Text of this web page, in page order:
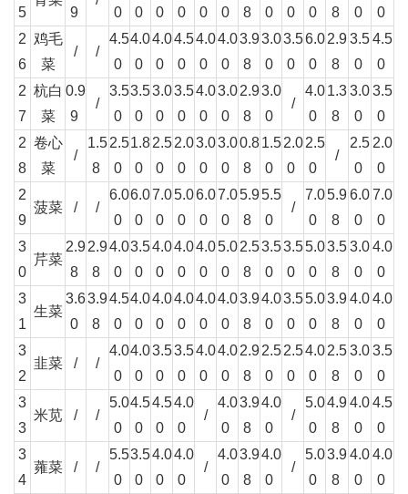
5
9
0
0 0 0 0 0 8 0 0 0 8 0
0
2
6
鸡毛
菜
/ /
4.5
0
4.0
0
4.0
0
4.5
0
4.0
0
4.0
0
3.9
8
3.0
0
3.5
0
6.0
0
2.9
8
3.5
0
4.5
0
2
7
杭白
菜
0.9
9
/
3.5
0
3.5
0
3.0
0
3.5
0
4.0
0
3.0
0
2.9
8
3.0
0
/
4.0
0
1.3
8
3.0
0
3.5
0
2
8
卷心
菜
/
1.5
8
2.5
0
1.8
0
2.5
0
2.0
0
3.0
0
3.0
0
0.8
8
1.5
0
2.0
0
2.5
0
/
2.5
0
2.0
0
2
9
菠菜 / /
6.0
0
6.0
0
7.0
0
5.0
0
6.0
0
7.0
0
5.9
8
5.5
0
/
7.0
0
5.9
8
6.0
0
7.0
0
3
0
芹菜
2.9
8
2.9
8
4.0
0
3.5
0
4.0
0
4.0
0
4.0
0
5.0
0
2.5
8
3.5
0
3.5
0
5.0
0
3.5
8
3.0
0
4.0
0
3
1
生菜
3.6
0
3.9
8
4.5
0
4.0
0
4.0
0
4.0
0
4.0
0
4.0
0
3.9
8
4.0
0
3.5
0
5.0
0
3.9
8
4.0
0
4.0
0
3
2
韭菜 / /
4.0
0
4.0
0
3.5
0
3.5
0
4.0
0
4.0
0
2.9
8
2.5
0
2.5
0
4.0
0
2.5
8
3.0
0
3.5
0
3
3
米苋 / /
5.0
0
4.5
0
4.5
0
4.0
0
/
4.0
0
3.9
8
4.0
0
/
5.0
0
4.9
8
4.0
0
4.5
0
3
4
蕹菜 / /
5.5
0
3.5
0
4.0
0
4.0
0
/
4.0
0
3.9
8
4.0
0
/
5.0
0
3.9
8
4.0
0
4.0
0